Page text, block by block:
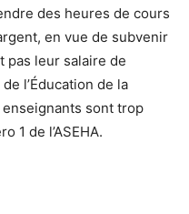
des heures de cours
en vue de subvenir
pas leur salaire de
l’Éducation de la
sont trop
1 de l’ASEHA.